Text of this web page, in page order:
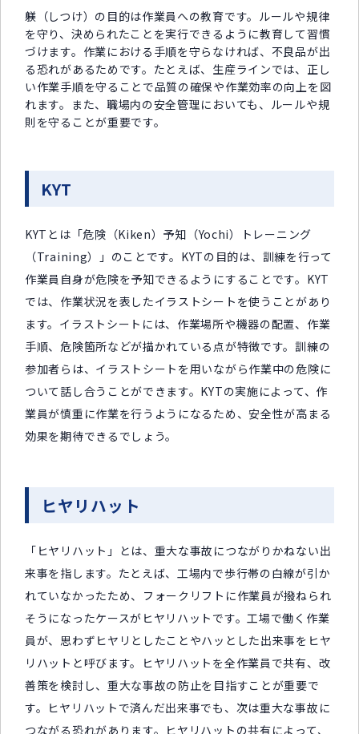
躾（しつけ）の目的は作業員への教育です。ルールや規律
を守り、決められたことを実行できるように教育して習慣
づけます。作業における手順を守らなければ、不良品が出
る恐れがあるためです。たとえば、生産ラインでは、正し
い作業手順を守ることで品質の確保や作業効率の向上を図
れます。また、職場内の安全管理においても、ルールや規
則を守ることが重要です。
KYT
KYTとは「危険（Kiken）予知（Yochi）トレーニング
（Training）」のことです。KYTの目的は、訓練を行って
作業員自身が危険を予知できるようにすることです。KYT
では、作業状況を表したイラストシートを使うことがあり
ます。イラストシートには、作業場所や機器の配置、作業
手順、危険箇所などが描かれている点が特徴です。訓練の
参加者らは、イラストシートを用いながら作業中の危険に
ついて話し合うことができます。KYTの実施によって、作
業員が慎重に作業を行うようになるため、安全性が高まる
効果を期待できるでしょう。
ヒヤリハット
「ヒヤリハット」とは、重大な事故につながりかねない出
来事を指します。たとえば、工場内で歩行帯の白線が引か
れていなかったため、フォークリフトに作業員が撥ねられ
そうになったケースがヒヤリハットです。工場で働く作業
員が、思わずヒヤリとしたことやハッとした出来事をヒヤ
リハットと呼びます。ヒヤリハットを全作業員で共有、改
善策を検討し、重大な事故の防止を目指すことが重要で
す。ヒヤリハットで済んだ出来事でも、次は重大な事故に
つながる恐れがあります。ヒヤリハットの共有によって、